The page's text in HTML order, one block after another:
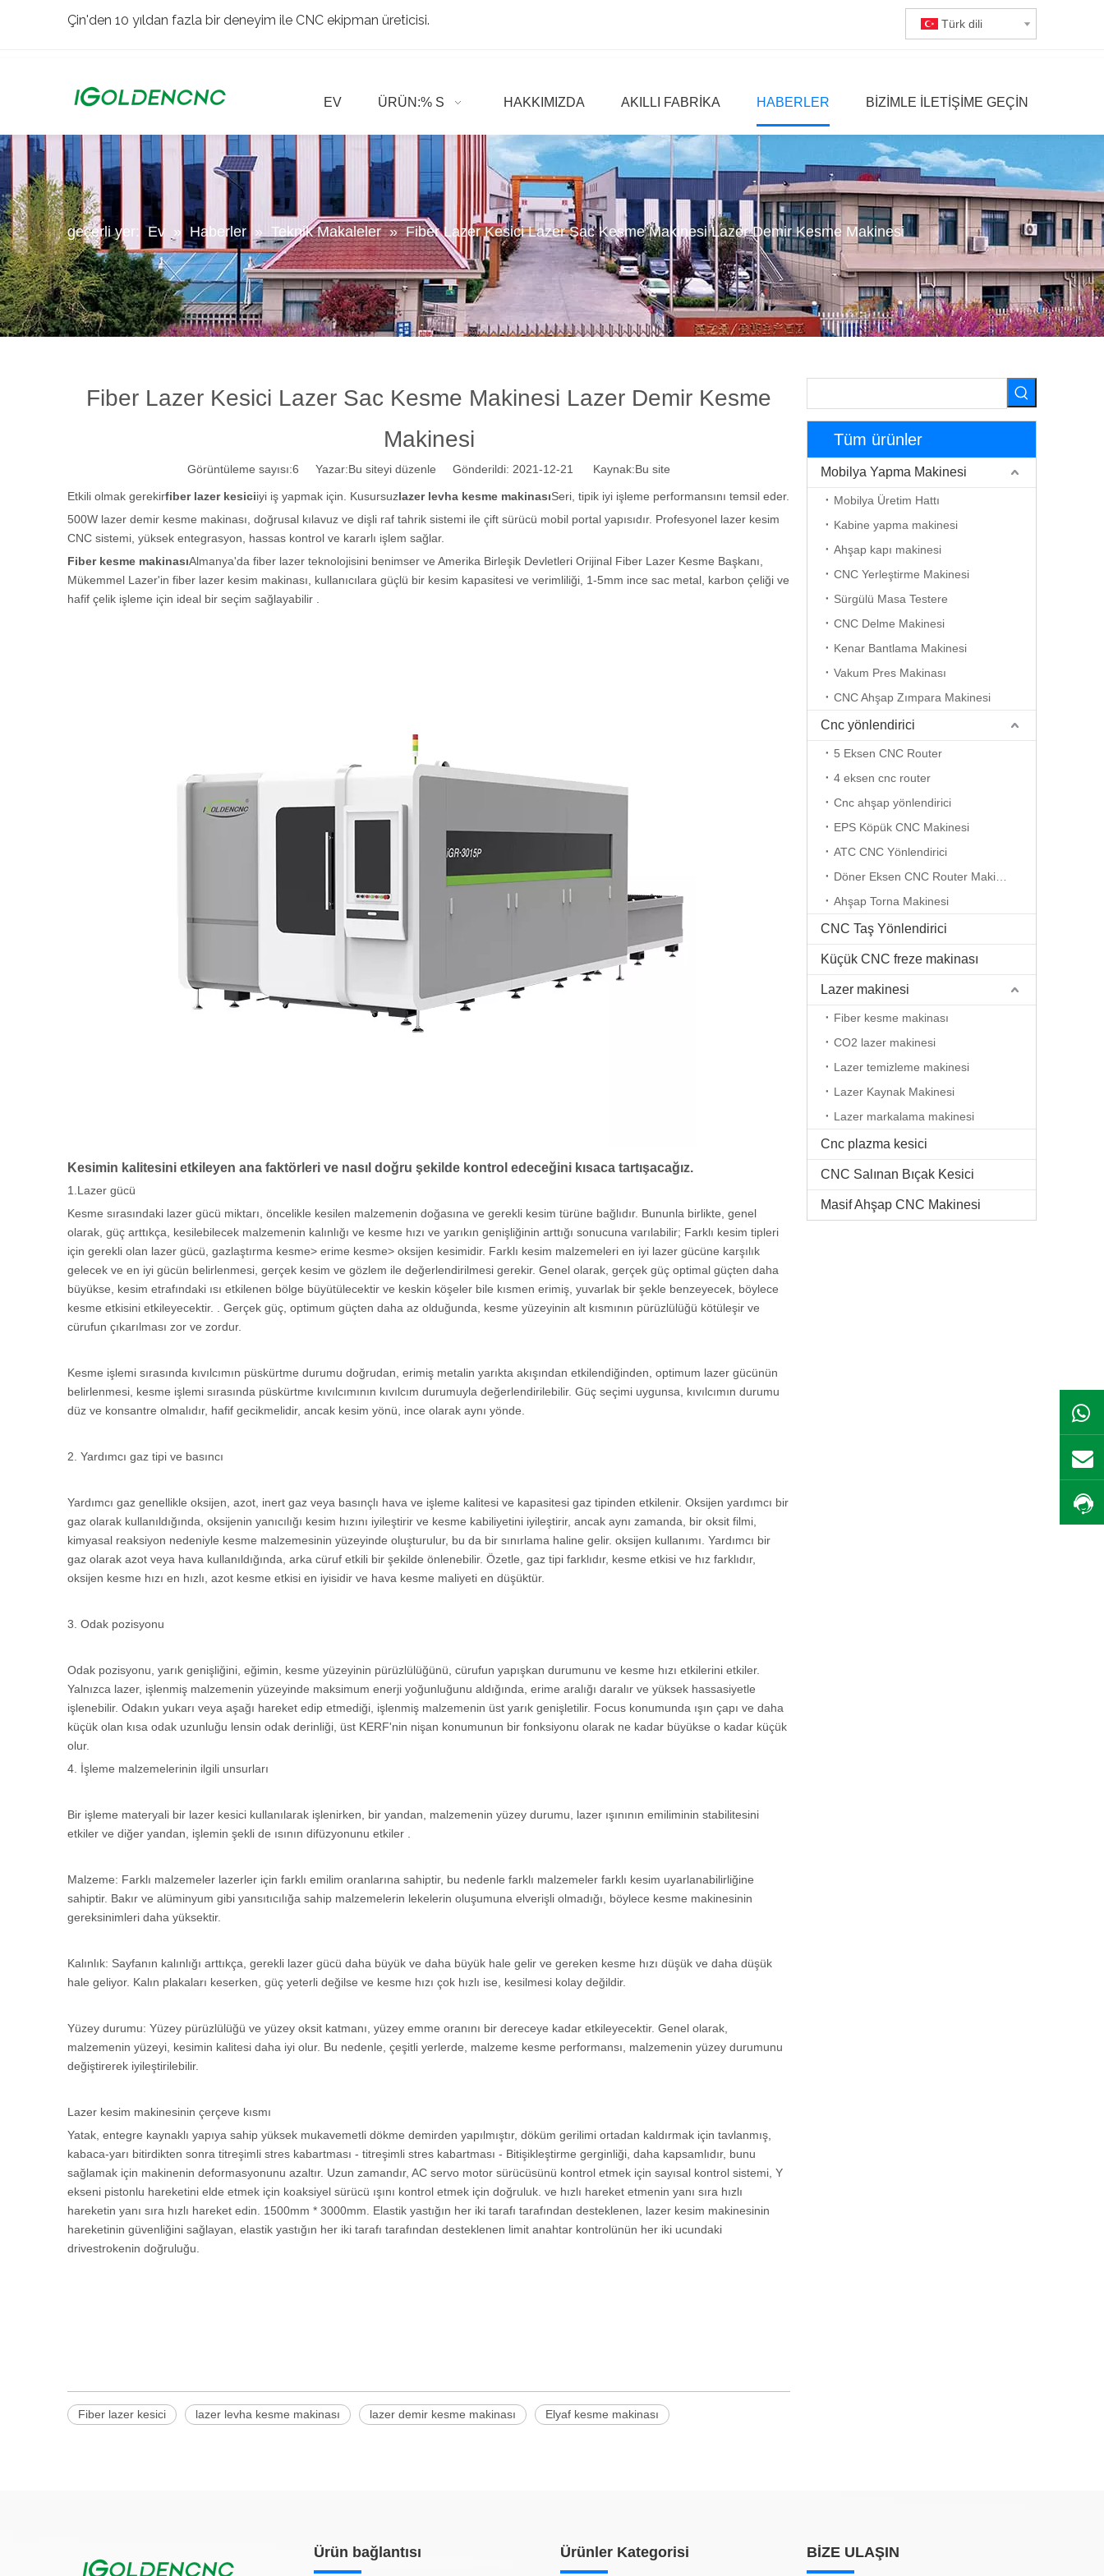
Çin'den 10 yıldan fazla bir deneyim ile CNC ekipman üreticisi. Türk dili
EV ÜRÜN:% S HAKKIMIZDA AKILLI FABRIKA HABERLER BIZIMLE ILETIŞIME GEÇIN
geçerli yer: Ev » Haberler » Teknik Makaleler » Fiber Lazer Kesici Lazer Sac Kesme Makinesi Lazer Demir Kesme Makinesi
Fiber Lazer Kesici Lazer Sac Kesme Makinesi Lazer Demir Kesme
Makinesi
Görüntüleme sayısı:6 Yazar:Bu siteyi düzenle Gönderildi: 2021-12-21 Kaynak:Bu site
Etkili olmak gerekirfiber lazer kesiciiyi iş yapmak için. Kusursuzlazer levha kesme makinasıSeri, tipik iyi işleme performansını temsil eder.
500W lazer demir kesme makinası, doğrusal kılavuz ve dişli raf tahrik sistemi ile çift sürücü mobil portal yapısıdır. Profesyonel lazer kesim
CNC sistemi, yüksek entegrasyon, hassas kontrol ve kararlı işlem sağlar.
Fiber kesme makinasıAlmanya'da fiber lazer teknolojisini benimser ve Amerika Birleşik Devletleri Orijinal Fiber Lazer Kesme Başkanı,
Mükemmel Lazer'in fiber lazer kesim makinası, kullanıcılara güçlü bir kesim kapasitesi ve verimliliği, 1-5mm ince sac metal, karbon çeliği ve
hafif çelik işleme için ideal bir seçim sağlayabilir .
Kesimin kalitesini etkileyen ana faktörleri ve nasıl doğru şekilde kontrol edeceğini kısaca tartışacağız.
1.Lazer gücü
Kesme sırasındaki lazer gücü miktarı, öncelikle kesilen malzemenin doğasına ve gerekli kesim türüne bağlıdır. Bununla birlikte, genel
olarak, güç arttıkça, kesilebilecek malzemenin kalınlığı ve kesme hızı ve yarıkın genişliğinin arttığı sonucuna varılabilir; Farklı kesim tipleri
için gerekli olan lazer gücü, gazlaştırma kesme> erime kesme> oksijen kesimidir. Farklı kesim malzemeleri en iyi lazer gücüne karşılık
gelecek ve en iyi gücün belirlenmesi, gerçek kesim ve gözlem ile değerlendirilmesi gerekir. Genel olarak, gerçek güç optimal güçten daha
büyükse, kesim etrafındaki ısı etkilenen bölge büyütülecektir ve keskin köşeler bile kısmen erimiş, yuvarlak bir şekle benzeyecek, böylece
kesme etkisini etkileyecektir. . Gerçek güç, optimum güçten daha az olduğunda, kesme yüzeyinin alt kısmının pürüzlülüğü kötüleşir ve
cürufun çıkarılması zor ve zordur.
Kesme işlemi sırasında kıvılcımın püskürtme durumu doğrudan, erimiş metalin yarıkta akışından etkilendiğinden, optimum lazer gücünün
belirlenmesi, kesme işlemi sırasında püskürtme kıvılcımının kıvılcım durumuyla değerlendirilebilir. Güç seçimi uygunsa, kıvılcımın durumu
düz ve konsantre olmalıdır, hafif gecikmelidir, ancak kesim yönü, ince olarak aynı yönde.
2. Yardımcı gaz tipi ve basıncı
Yardımcı gaz genellikle oksijen, azot, inert gaz veya basınçlı hava ve işleme kalitesi ve kapasitesi gaz tipinden etkilenir. Oksijen yardımcı bir
gaz olarak kullanıldığında, oksijenin yanıcılığı kesim hızını iyileştirir ve kesme kabiliyetini iyileştirir, ancak aynı zamanda, bir oksit filmi,
kimyasal reaksiyon nedeniyle kesme malzemesinin yüzeyinde oluşturulur, bu da bir sınırlama haline gelir. oksijen kullanımı. Yardımcı bir
gaz olarak azot veya hava kullanıldığında, arka cüruf etkili bir şekilde önlenebilir. Özetle, gaz tipi farklıdır, kesme etkisi ve hız farklıdır,
oksijen kesme hızı en hızlı, azot kesme etkisi en iyisidir ve hava kesme maliyeti en düşüktür.
3. Odak pozisyonu
Odak pozisyonu, yarık genişliğini, eğimin, kesme yüzeyinin pürüzlülüğünü, cürufun yapışkan durumunu ve kesme hızı etkilerini etkiler.
Yalnızca lazer, işlenmiş malzemenin yüzeyinde maksimum enerji yoğunluğunu aldığında, erime aralığı daralır ve yüksek hassasiyetle
işlenebilir. Odakın yukarı veya aşağı hareket edip etmediği, işlenmiş malzemenin üst yarık genişletilir. Focus konumunda ışın çapı ve daha
küçük olan kısa odak uzunluğu lensin odak derinliği, üst KERF'nin nişan konumunun bir fonksiyonu olarak ne kadar büyükse o kadar küçük
olur.
4. İşleme malzemelerinin ilgili unsurları
Bir işleme materyali bir lazer kesici kullanılarak işlenirken, bir yandan, malzemenin yüzey durumu, lazer ışınının emiliminin stabilitesini
etkiler ve diğer yandan, işlemin şekli de ısının difüzyonunu etkiler .
Malzeme: Farklı malzemeler lazerler için farklı emilim oranlarına sahiptir, bu nedenle farklı malzemeler farklı kesim uyarlanabilirliğine
sahiptir. Bakır ve alüminyum gibi yansıtıcılığa sahip malzemelerin lekelerin oluşumuna elverişli olmadığı, böylece kesme makinesinin
gereksinimleri daha yüksektir.
Kalınlık: Sayfanın kalınlığı arttıkça, gerekli lazer gücü daha büyük ve daha büyük hale gelir ve gereken kesme hızı düşük ve daha düşük
hale geliyor. Kalın plakaları keserken, güç yeterli değilse ve kesme hızı çok hızlı ise, kesilmesi kolay değildir.
Yüzey durumu: Yüzey pürüzlülüğü ve yüzey oksit katmanı, yüzey emme oranını bir dereceye kadar etkileyecektir. Genel olarak,
malzemenin yüzeyi, kesimin kalitesi daha iyi olur. Bu nedenle, çeşitli yerlerde, malzeme kesme performansı, malzemenin yüzey durumunu
değiştirerek iyileştirilebilir.
Lazer kesim makinesinin çerçeve kısmı
Yatak, entegre kaynaklı yapıya sahip yüksek mukavemetli dökme demirden yapılmıştır, döküm gerilimi ortadan kaldırmak için tavlanmış,
kabaca-yarı bitirdikten sonra titreşimli stres kabartması - titreşimli stres kabartması - Bitişikleştirme gerginliği, daha kapsamlıdır, bunu
sağlamak için makinenin deformasyonunu azaltır. Uzun zamandır, AC servo motor sürücüsünü kontrol etmek için sayısal kontrol sistemi, Y
ekseni pistonlu hareketini elde etmek için koaksiyel sürücü ışını kontrol etmek için doğruluk. ve hızlı hareket etmenin yanı sıra hızlı
hareketin yanı sıra hızlı hareket edin. 1500mm * 3000mm. Elastik yastığın her iki tarafı tarafından desteklenen, lazer kesim makinesinin
hareketinin güvenliğini sağlayan, elastik yastığın her iki tarafı tarafından desteklenen limit anahtar kontrolünün her iki ucundaki
drivestrokenin doğruluğu.
Fiber lazer kesici lazer levha kesme makinası lazer demir kesme makinası Elyaf kesme makinası
Tüm ürünler
Mobilya Yapma Makinesi
Mobilya Üretim Hattı
Kabine yapma makinesi
Ahşap kapı makinesi
CNC Yerleştirme Makinesi
Sürgülü Masa Testere
CNC Delme Makinesi
Kenar Bantlama Makinesi
Vakum Pres Makinası
CNC Ahşap Zımpara Makinesi
Cnc yönlendirici
5 Eksen CNC Router
4 eksen cnc router
Cnc ahşap yönlendirici
EPS Köpük CNC Makinesi
ATC CNC Yönlendirici
Ahşap Torna Makinesi
CNC Taş Yönlendirici
Küçük CNC freze makinası
Lazer makinesi
Fiber kesme makinası
CO2 lazer makinesi
Lazer temizleme makinesi
Lazer Kaynak Makinesi
Lazer markalama makinesi
Cnc plazma kesici
CNC Salınan Bıçak Kesici
Masif Ahşap CNC Makinesi
Ürün bağlantısı Ürünler Kategorisi BİZE ULAŞIN